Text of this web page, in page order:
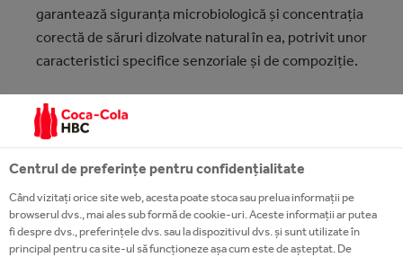
garantează siguranţa microbiologică şi concentraţia
corectă de săruri dizolvate natural în ea, potrivit unor
caracteristici specifice senzoriale şi de compoziţie.
SIROPUL
dizolvarea zahărului în apa tratată şi apoi prin
filtrarea acesteia pentru eliminarea oricăror
impurităţi. Doar după parcurgerea acestei etape,
acest "sirop simplu" va fi amestecat cu
Centrul de preferințe pentru confidențialitate
Când vizitați orice site web, acesta poate stoca sau prelua informații pe
browserul dvs., mai ales sub formă de cookie-uri. Aceste informații ar putea
fi despre dvs., preferințele dvs. sau la dispozitivul dvs. și sunt utilizate în
principal pentru ca site-ul să funcționeze așa cum este de așteptat. De